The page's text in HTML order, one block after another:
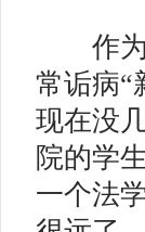
作为
常诟病“
现在没
院的学
一个法